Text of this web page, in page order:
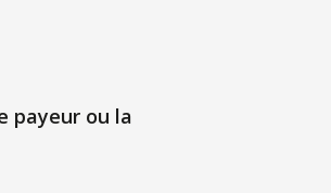
payeur ou la